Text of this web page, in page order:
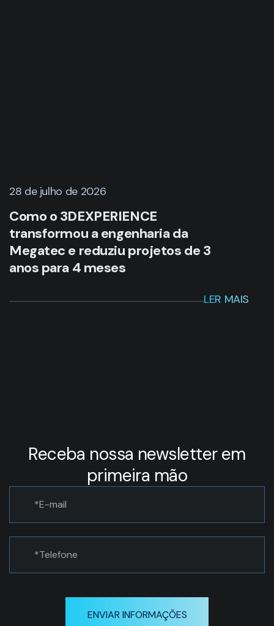
28 de julho de 2026
Como o 3DEXPERIENCE
transformou a engenharia da
Megatec e reduziu projetos de 3
anos para 4 meses
LER MAIS
Receba nossa newsletter em
primeira mão
ENVIAR INFORMAÇÕES